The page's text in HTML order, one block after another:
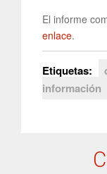
El informe
enlace.
Etiquetas:
información